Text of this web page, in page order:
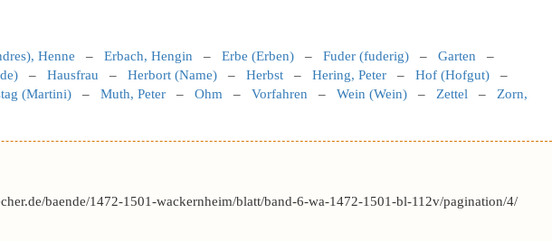
Henne – Erbach, Hengin – Erbe (Erben) – Fuder (fuderig) – Garten –
– Hausfrau – Herbort (Name) – Herbst – Hering, Peter – Hof (Hofgut) –
(Martini) – Muth, Peter – Ohm – Vorfahren – Wein (Wein) – Zettel – Zorn,
baende/1472-1501-wackernheim/blatt/band-6-wa-1472-1501-bl-112v/pagination/4/